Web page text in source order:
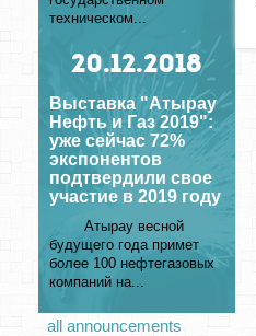
техническом...
20.12.2018
Выставка "Атырау
Нефть и Газ 2019":
уже сейчас 72%
экспонентов
подтвердили свое
участие в 2019 году
Атырау весной
будущего года примет
более 100 нефтегазовых
компаний на...
all announcements